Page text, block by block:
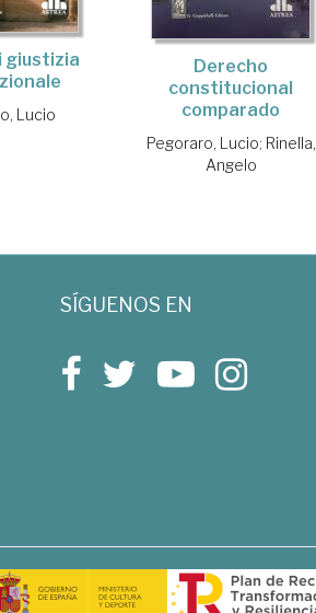
giustizia
Lucio
Derecho
constitucional
comparado
Pegoraro, Lucio; Rinella,
Angelo
SÍGUENOS EN